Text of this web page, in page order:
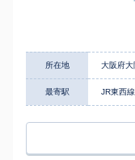
所在地 大阪府
最寄駅 JR東西